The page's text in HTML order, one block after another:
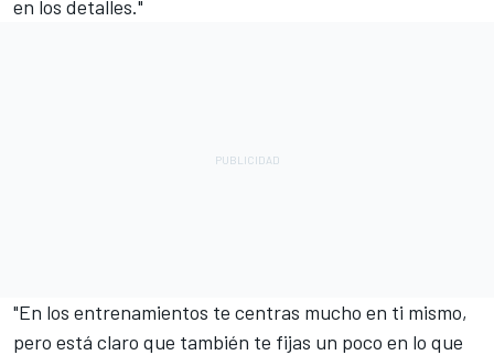
en los detalles."
"En los entrenamientos te centras mucho en ti mismo,
pero está claro que también te fijas un poco en lo que